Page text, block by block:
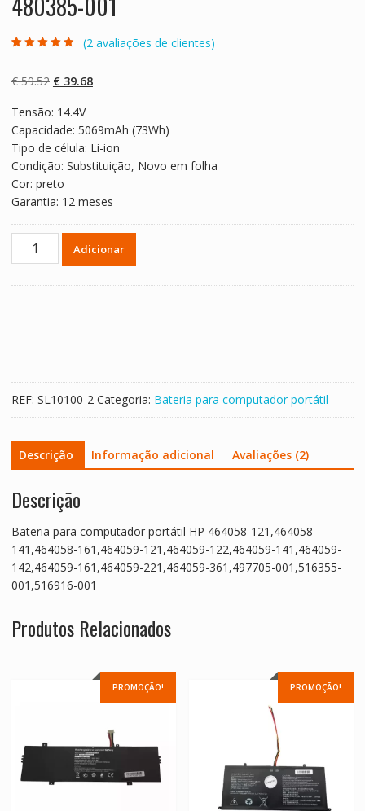
5 com base
em
clientes
(2 avaliações de clientes)
€59.52 O
original
era:
€ 59.52.
€39.68O
é:
€ 39.68.
Tensão: 14.4V
Capacidade: 5069mAh (73Wh)
Tipo de célula: Li-ion
Condição: Substituição, Novo em folha
Cor: preto
Garantia: 12 meses
Quantidade
001
Adicionar
REF: SL10100-2 Categoria: Bateria para computador portátil
Descrição Informação adicional Avaliações (2)
Descrição
Bateria para computador portátil HP 464058-121,464058-
141,464058-161,464059-121,464059-122,464059-141,464059-
142,464059-161,464059-221,464059-361,497705-001,516355-
001,516916-001
Produtos Relacionados
PROMOÇÃO! PROMOÇÃO!